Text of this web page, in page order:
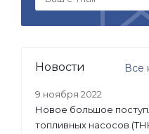
Новости Все
9 ноября 2022
Новое большое
топливных насосов